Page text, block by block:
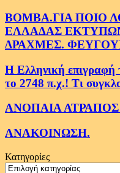
ΒΟΜΒΑ.ΓΙΑ ΠΟΙΟ
ΕΛΛΑΔΑΣ
ΔΡΑΧΜΕΣ.
Η Ελληνική
το 2748 π.χ.! Τι
ΑΝΟΠΑΙΑ ΑΤΡΑΠΟΣ
ΑΝΑΚΟΙΝΩΣΗ.
Κατηγορίες
Κατηγορίες